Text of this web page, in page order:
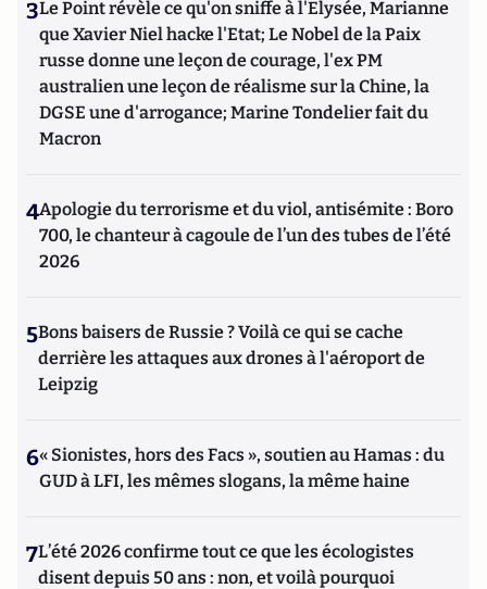
3Le Point révèle ce qu'on sniffe à l'Elysée, Marianne
que Xavier Niel hacke l'Etat; Le Nobel de la Paix
russe donne une leçon de courage, l'ex PM
australien une leçon de réalisme sur la Chine, la
DGSE une d'arrogance; Marine Tondelier fait du
Macron
4Apologie du terrorisme et du viol, antisémite : Boro
700, le chanteur à cagoule de l’un des tubes de l’été
2026
5Bons baisers de Russie ? Voilà ce qui se cache
derrière les attaques aux drones à l'aéroport de
Leipzig
6« Sionistes, hors des Facs », soutien au Hamas : du
GUD à LFI, les mêmes slogans, la même haine
7L’été 2026 confirme tout ce que les écologistes
disent depuis 50 ans : non, et voilà pourquoi